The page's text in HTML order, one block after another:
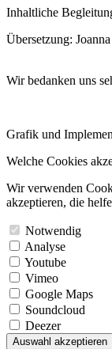
Inhaltliche
Übersetzung:
Wir bedanken uns
Grafik und
Welche Cookies
Wir verwenden
akzeptieren, die
Notwendig
Analyse
Youtube
Vimeo
Google Maps
Soundcloud
Deezer
Auswahl akzeptieren